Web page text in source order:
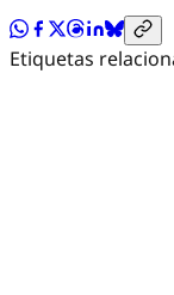
Etiquetas